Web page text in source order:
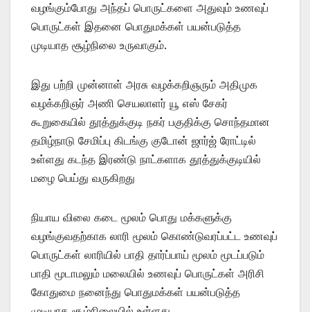
வழங்கும்போது அந்தப் பொருட்களை அதுவும் உணவுப்
பொருட்கள் இதனை பொதுமக்கள் பயன்படுத்த
முடியாத சூழ்நிலை உருவாகும்.
இது பற்றி முன்னாள் அரசு வழக்கறிஞரும் அதிமுக
வழக்கறிஞர் அணி செயலாளர் யூ எஸ் சேகர்
கூறுகையில் தூத்துக்குடி நகர் பகுதிக்கு சொந்தமான
தமிழ்நாடு சேமிப்பு கிடங்கு குடோன் ஜார்ஜ் ரோட்டில்
உள்ளது கடந்த இரண்டு நாட்களாக தூத்துக்குடியில்
மழை பெய்து வருகிறது
நியாய விலை கடை மூலம் பொது மக்களுக்கு
வழங்குவதற்காக லாரி மூலம் கொண்டுவரப்பட்ட உணவுப்
பொருட்கள் லாரியில் பாதி தார்ப்பாய் மூலம் மூடப்படும்
பாதி மூடாமலும் மலையில் உணவுப் பொருட்கள் அரிசி
கோதுமை நனைந்து பொதுமக்கள் பயன்படுத்த